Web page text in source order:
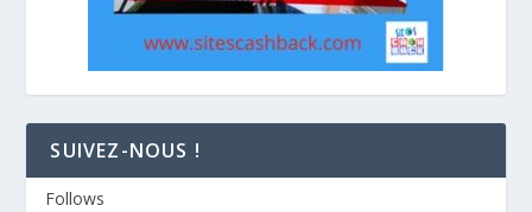
SUIVEZ-NOUS !
Follows